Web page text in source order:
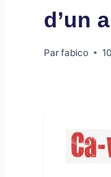
d’un
Parfabico